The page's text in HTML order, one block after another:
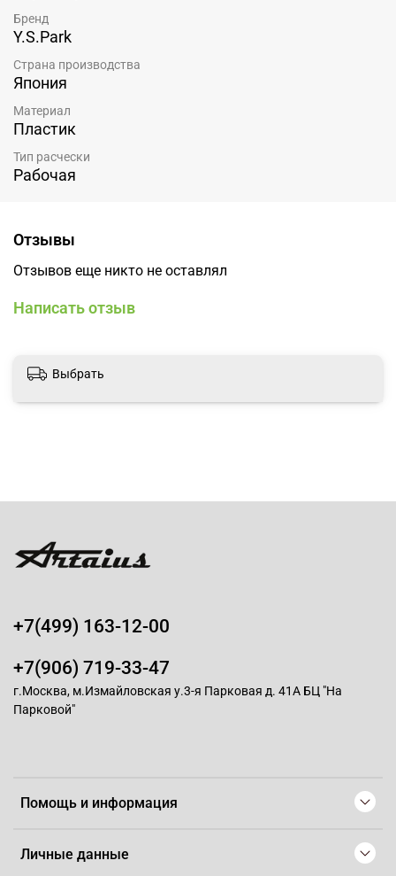
Бренд
Y.S.Park
Страна производства
Япония
Материал
Пластик
Тип расчески
Рабочая
Отзывы
Отзывов еще никто не оставлял
Написать отзыв
Выбрать
Помощь и информация
Личные данные
+7(499) 163-12-00
+7(906) 719-33-47
г.Москва, м.Измайловская у.3-я Парковая д. 41А БЦ "На
Парковой"